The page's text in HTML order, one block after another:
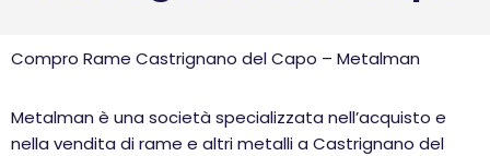
Compro Rame Castrignano del Capo – Metalman
Metalman è una società specializzata nell’acquisto e
nella vendita di rame e altri metalli a Castrignano del